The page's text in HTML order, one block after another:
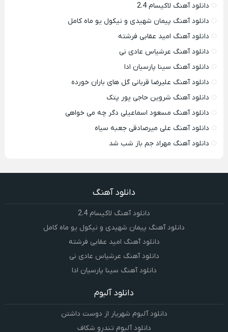
دانلود آهنگ لاکیسام 2.4
دانلود آهنگ پیمان شهیدی و نیکول یو ماه کامل
دانلود آهنگ امید عقابی فرشته
دانلود آهنگ عرشیاس عادی نی
دانلود آهنگ سینا پارسیان ادا
دانلود آهنگ علیرضا قربانی گل های باران خورده
دانلود آهنگ شروین حاجی پور پتک
دانلود آهنگ مسعود اسماعیلی دگر چه می خواهی
دانلود آهنگ علی میرصادقی جعبه سیاه
دانلود آهنگ مهراد جم باز شب شد
دانلود آهنگ
دانلود آهنگ لاکیسام 2.4
دانلود آهنگ پیمان شهیدی و نیکول یو ماه کامل
دانلود آهنگ امید عقابی فرشته
دانلود آهنگ عرشیاس عادی نی
دانلود آهنگ سینا پارسیان ادا
دانلود آلبوم
دانلود آلبوم شهریار از دوست داشتن
دانلود آلبوم تندرو شکاف